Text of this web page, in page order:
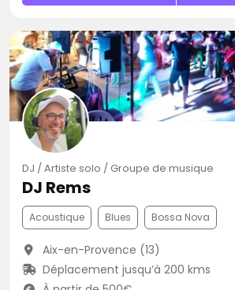
DJ / Artiste solo / Groupe de musique
DJ Rems
Acoustique Blues Bossa Nova
Aix-en-Provence (13)
Déplacement jusqu’à 200 kms